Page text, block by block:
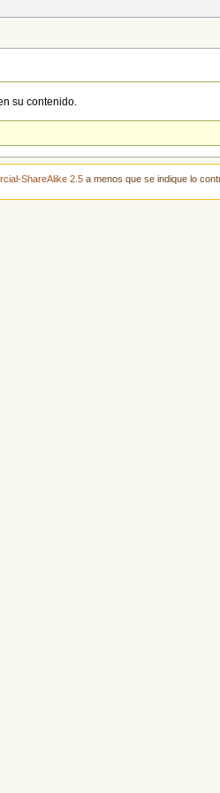
su contenido.
ShareAlike 2.5 a menos que se indique lo